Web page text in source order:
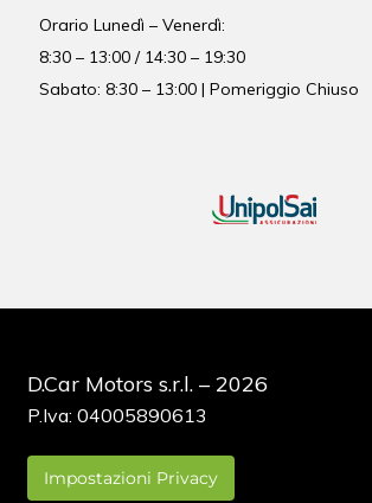
OrarioLunedì – Venerdì:
8:30 – 13:00 / 14:30 – 19:30
Sabato: 8:30 – 13:00 | Pomeriggio Chiuso
D.Car Motors s.r.l. – 2026
P.Iva: 04005890613
Impostazioni Privacy